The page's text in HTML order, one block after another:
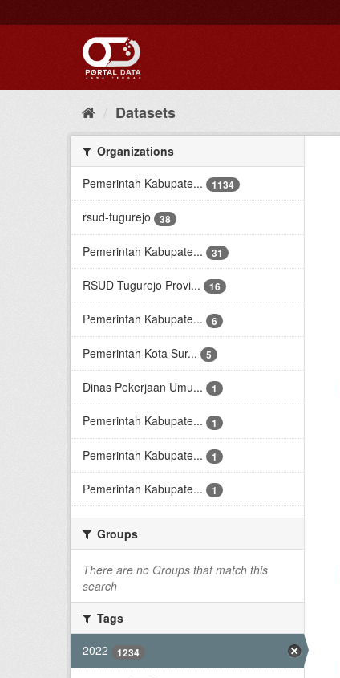
to
Datasets
Organizations
Pemerintah Kabupate...
1134
rsud-tugurejo 38
Pemerintah Kabupate... 31
RSUD Tugurejo Provi... 16
Pemerintah Kabupate... 6
Pemerintah Kota Sur... 5
Dinas Pekerjaan Umu... 1
Pemerintah Kabupate... 1
Pemerintah Kabupate... 1
Pemerintah Kabupate... 1
Groups
There are no Groups that match this
search
Tags
2022
1234